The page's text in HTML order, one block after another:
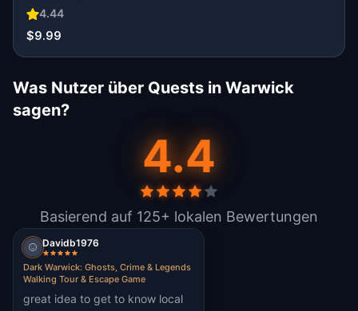
4.44
$9.99
Was Nutzer über Quests in Warwick
sagen?
4.4
Basierend auf 125+ lokalen Bewertungen
Davidb1976
Dark Warwick: Ghosts, Crime & Legends
Walking Tour & Escape Game
great idea to get to know local